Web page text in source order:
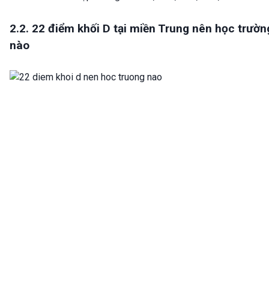
2.2. 22 điểm khối D tại miền Trung nên học
nào